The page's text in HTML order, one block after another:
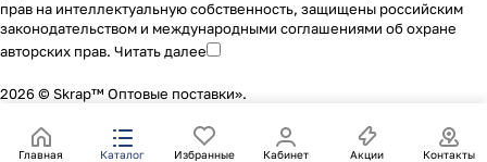
прав на интеллектуальную собственность, защищены российским
законодательством и международными соглашениями об охране
авторских прав. Читать далее
2026 © Skrap™ Оптовые поставки».
Главная Каталог Избранные Кабинет Акции Контакты